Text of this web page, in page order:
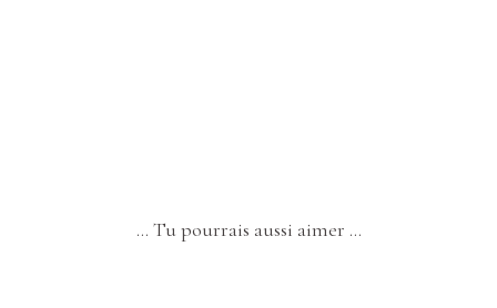
… Tu pourrais aussi aimer …